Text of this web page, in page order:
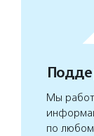
Мы
по